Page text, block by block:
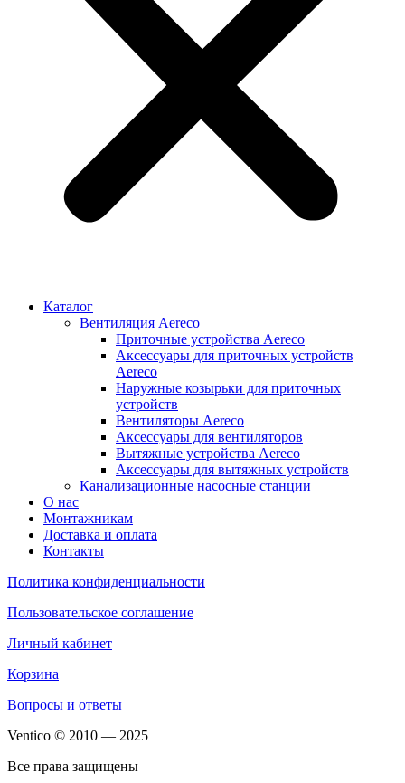
Каталог
Вентиляция Aereco
Приточные устройства Aereco
Аксессуары для приточных устройств
Aereco
Наружные козырьки для приточных
устройств
Вентиляторы Aereco
Аксессуары для вентиляторов
Вытяжные устройства Aereco
Аксессуары для вытяжных устройств
Канализационные насосные станции
О нас
Монтажникам
Доставка и оплата
Контакты
Политика конфиденциальности
Пользовательское соглашение
Личный кабинет
Корзина
Вопросы и ответы
Ventico © 2010 — 2025
Все права защищены